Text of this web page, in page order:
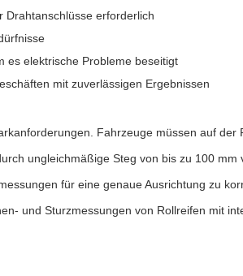
Drahtanschlüsse erforderlich
es elektrische Probleme beseitigt
mit zuverlässigen Ergebnissen
Fahrzeuge müssen auf
ungleichmäßige Steg von bis zu 100
für eine genaue Ausrichtung zu
und Sturzmessungen von Rollreifen mit